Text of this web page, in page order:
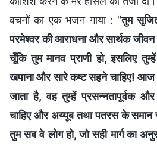
वचनों का एक भजन गाया : "तुम
परमेश्वर की आराधना और सार्थक
चूँकि तुम मानव प्राणी हो, इसलिए
खपाना और सारे कष्ट सहने चाहिए! आज
जाता है, वह तुम्हें प्रसन्नतापूर्वक और
चाहिए और अय्यूब तथा पतरस के समान
तुम सब वे लोग हो, जो सही मार्ग का